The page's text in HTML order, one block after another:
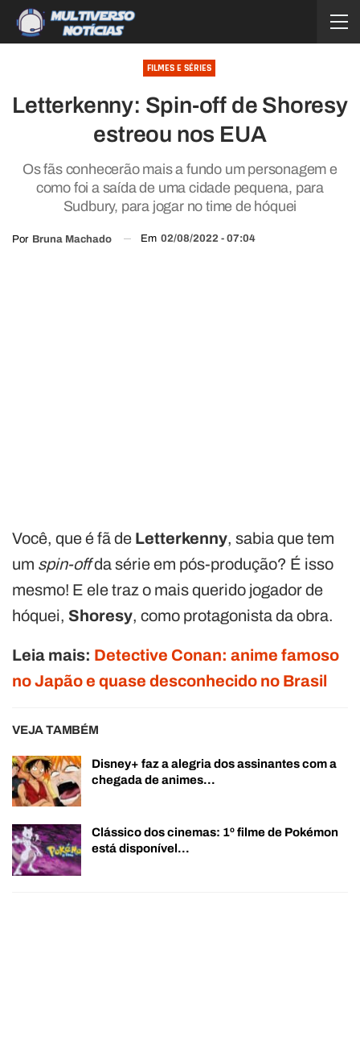
FILMES E SÉRIES
Letterkenny: Spin-off de Shoresy
estreou nos EUA
Os fãs conhecerão mais a fundo um personagem e
como foi a saída de uma cidade pequena, para
Sudbury, para jogar no time de hóquei
Por Bruna Machado Em 02/08/2022 - 07:04
Você, que é fã de Letterkenny, sabia que tem
um spin-offda série em pós-produção? É isso
mesmo! E ele traz o mais querido jogador de
hóquei, Shoresy, como protagonista da obra.
Leia mais: Detective Conan: anime famoso
no Japão e quase desconhecido no Brasil
VEJA TAMBÉM
Disney+ faz a alegria dos assinantes com a
chegada de animes…
Clássico dos cinemas: 1º filme de Pokémon
está disponível…